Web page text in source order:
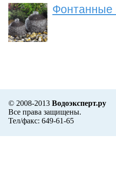
Фонтанные
© 2008-2013 Водоэксперт.ру
Все права защищены.
Тел/факс: 649-61-65